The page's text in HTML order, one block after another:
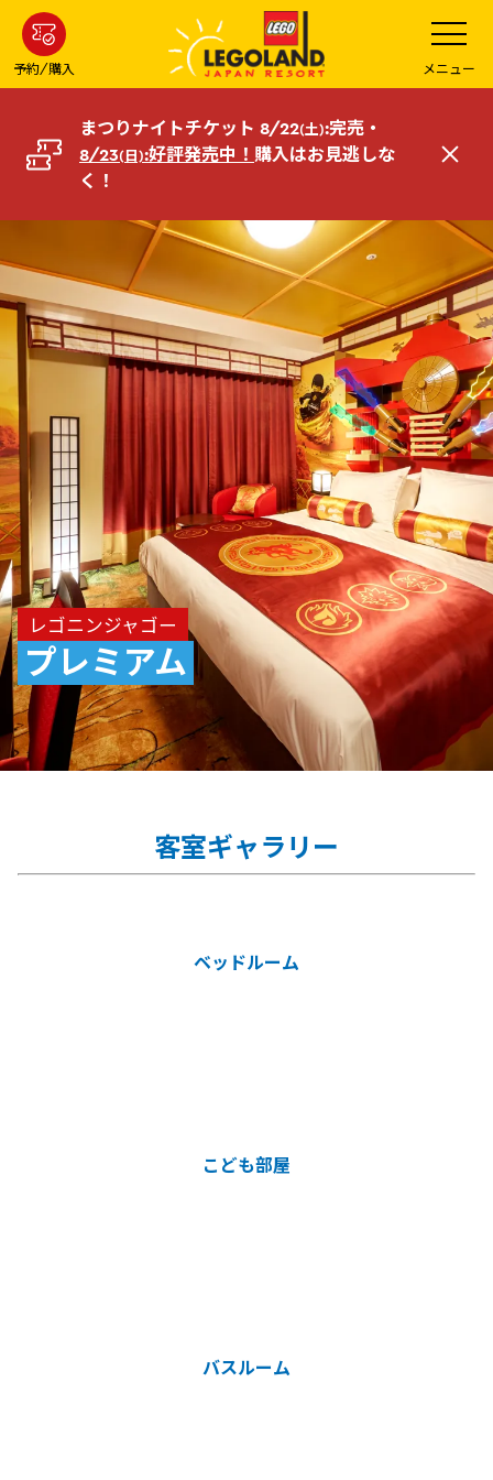
ン
コ
へ
予約/購入
メ
ニ
ュ
ー
を
開
メニュー
まつりナイトチケット 8/22(土):完売・
8/23(日):好評発売中！ 購入はお見逃しな
く！
閉
レゴニンジャゴー
プレミアム
客室ギャラリー
ベッドルーム
こども部屋
バスルーム